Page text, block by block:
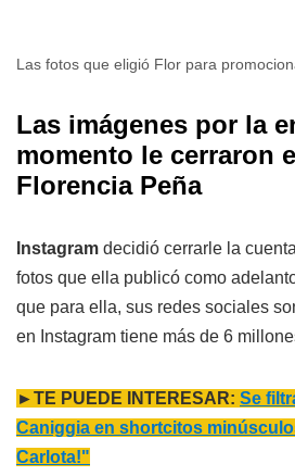
Las fotos que eligió Flor para
Las imágenes por la
momento le cerraron
Florencia Peña
Instagram decidió cerrarle la
fotos que ella publicó como
que para ella, sus redes sociales
en Instagram tiene más de 6
►TE PUEDE INTERESAR: Se
Caniggia en shortcitos
Carlota!"